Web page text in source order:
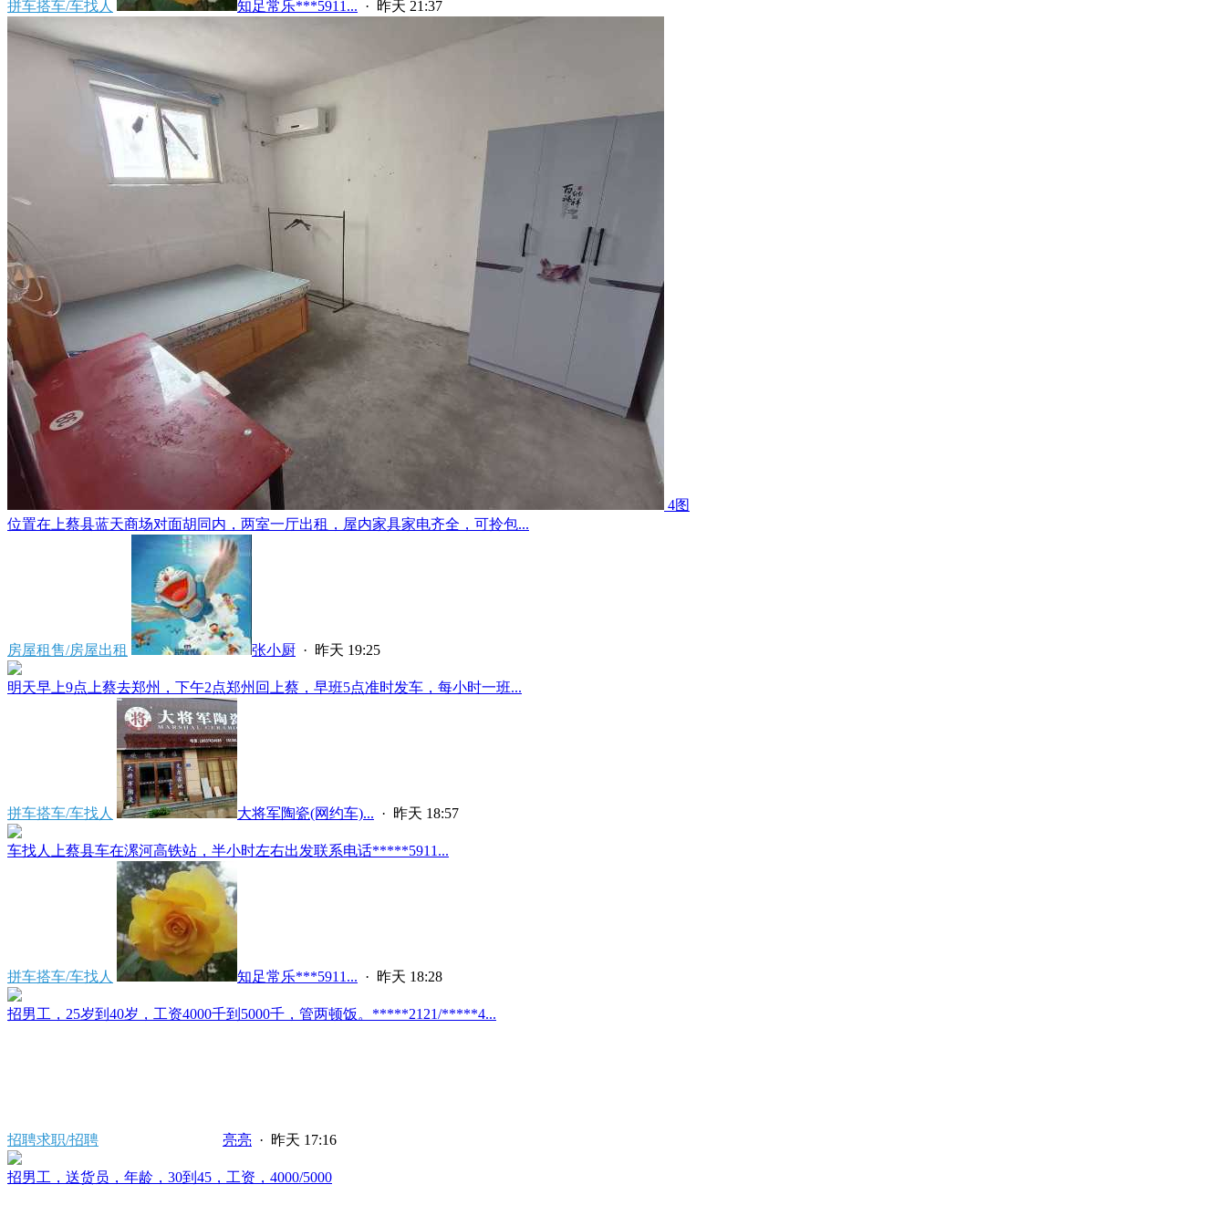
拼车搭车/车找人 知足常乐***5911... · 昨天 21:37
4图
位置在上蔡县蓝天商场对面胡同内，两室一厅出租，屋内家具家电齐全，可拎包...
房屋租售/房屋出租 张小厨 · 昨天 19:25
明天早上9点上蔡去郑州，下午2点郑州回上蔡，早班5点准时发车，每小时一班...
拼车搭车/车找人 大将军陶瓷(网约车)... · 昨天 18:57
车找人上蔡县车在漯河高铁站，半小时左右出发联系电话*****5911...
拼车搭车/车找人 知足常乐***5911... · 昨天 18:28
招男工，25岁到40岁，工资4000千到5000千，管两顿饭。*****2121/*****4...
招聘求职/招聘 亮亮 · 昨天 17:16
招男工，送货员，年龄，30到45，工资，4000/5000